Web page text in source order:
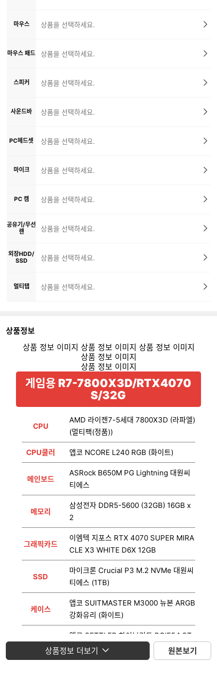
마우스 상품을 선택하세요.
마우스 패드 상품을 선택하세요.
스피커 상품을 선택하세요.
사운드바 상품을 선택하세요.
PC헤드셋 상품을 선택하세요.
마이크 상품을 선택하세요.
PC 캠 상품을 선택하세요.
공유기/무선
랜
상품을 선택하세요.
외장HDD/
SSD
상품을 선택하세요.
멀티탭 상품을 선택하세요.
상품정보
게임용 R7-7800X3D/RTX4070
S/32G
CPU
AMD 라이젠7-5세대 7800X3D (라파엘)
(멀티팩(정품))
CPU쿨러 앱코 NCORE L240 RGB (화이트)
메인보드
ASRock B650M PG Lightning 대원씨
티에스
메모리
삼성전자 DDR5-5600 (32GB) 16GB x
2
그래픽카드
이엠텍 지포스 RTX 4070 SUPER MIRA
CLE X3 WHITE D6X 12GB
SSD
마이크론 Crucial P3 M.2 NVMe 대원씨
티에스 (1TB)
케이스
앱코 SUITMASTER M3000 뉴본 ARGB
강화유리 (화이트)
파워
앱코 SETTLER 하이브리드 PCIE5.1 ST
H-800B ETA BRONZE 화이트
상품정보 더보기 원본보기